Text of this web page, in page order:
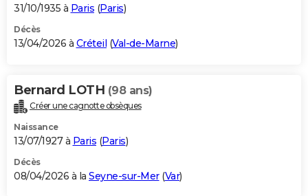
31/10/1935 à Paris (Paris)
Décès
13/04/2026 à Créteil (Val-de-Marne)
Bernard LOTH (98 ans)
Créer une cagnotte obsèques
Naissance
13/07/1927 à Paris (Paris)
Décès
08/04/2026 à la Seyne-sur-Mer(Var)